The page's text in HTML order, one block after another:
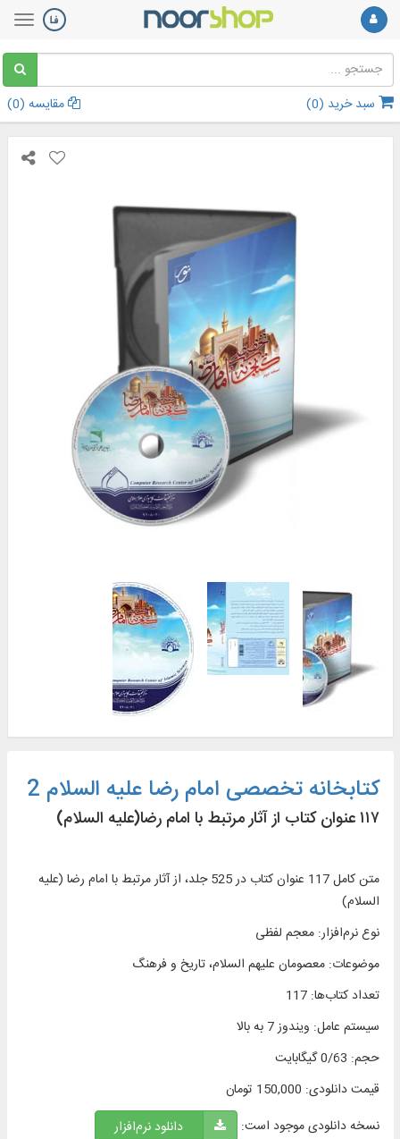
سبد خرید (0
) مقایسه (0
)
کتابخانه تخصصی امام رضا علیه السلام 2
۱۱۷ عنوان کتاب از آثار مرتبط با امام رضا(علیه السلام)
متن کامل 117 عنوان کتاب در 525 جلد، از آثار مرتبط با امام رضا (علیه
السلام)
نوع نرم‌افزار:معجم لفظی
موضوعات:معصومان علیهم السلام، تاریخ و فرهنگ
تعداد کتاب‌ها:
117
سیستم عامل: ویندوز 7 به بالا
حجم: 0/63 گیگابایت
قیمت دانلودی: 150,000 تومان
نسخه دانلودی موجود است:
دانلود نرم‌افزار